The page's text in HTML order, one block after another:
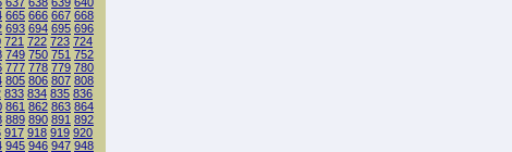
665 666 667 668
693 694 695 696
721 722 723 724
749 750 751 752
777 778 779 780
805 806 807 808
833 834 835 836
861 862 863 864
889 890 891 892
917 918 919 920
945 946 947 948